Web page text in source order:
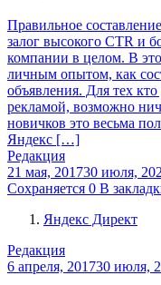
Правильное
залог высокого CTR и
компании в целом. В
личным опытом, как
объявления. Для тех кто
рекламой, возможно
новичков это весьма
Яндекс […]
Редакция
21 мая, 201730 июля,
Сохраняется 0 В
Яндекс Директ
Редакция
6 апреля, 201730 июля,